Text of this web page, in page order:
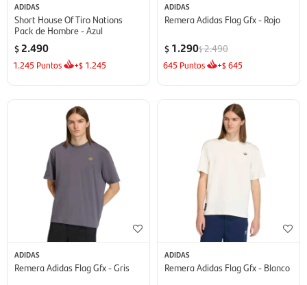
ADIDAS
Short House Of Tiro Nations
Pack de Hombre - Azul
$ 2.490
1.245 Puntos +$ 1.245
ADIDAS
Remera Adidas Flag Gfx - Rojo
$ 1.290$2.490
645 Puntos +$645
ADIDAS
Remera Adidas Flag Gfx - Gris
ADIDAS
Remera Adidas Flag Gfx - Blanco